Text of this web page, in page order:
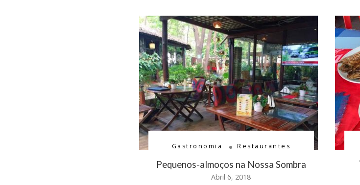
Gastronomia Restaurantes
Pequenos-almoços na Nossa Sombra
Abril 6, 2018